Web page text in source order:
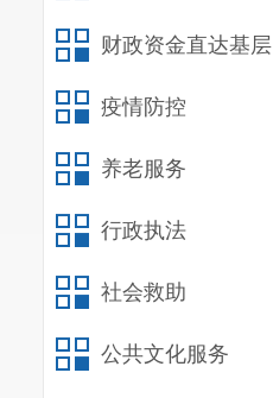
财政资金直达基层
疫情防控
养老服务
行政执法
社会救助
公共文化服务